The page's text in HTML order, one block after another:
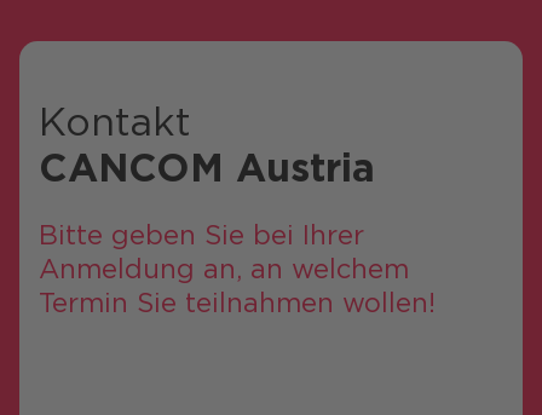
Kontakt
CANCOM Austria
Bitte geben Sie bei Ihrer
Anmeldung an, an welchem
Termin Sie teilnahmen wollen!